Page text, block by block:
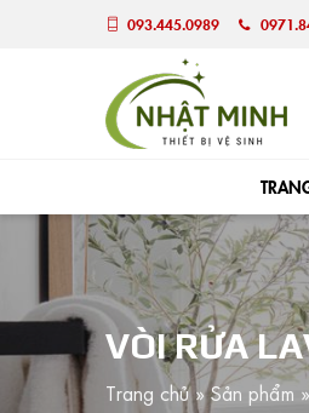
093.445.0989
VÒI RỬA
Trang chủ»Sản phẩm